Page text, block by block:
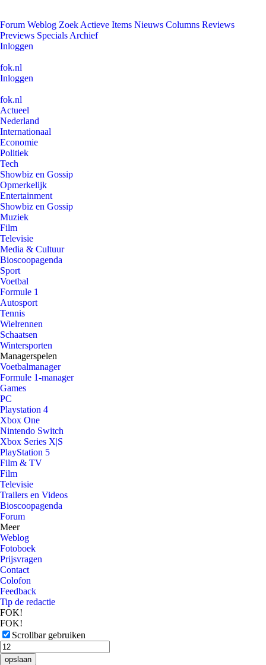
Forum Weblog Zoek Actieve Items Nieuws Columns Reviews
Previews Specials Archief
Inloggen
fok.nl
Inloggen
fok.nl
Actueel
Nederland
Internationaal
Economie
Politiek
Tech
Showbiz en Gossip
Opmerkelijk
Entertainment
Showbiz en Gossip
Muziek
Film
Televisie
Media & Cultuur
Bioscoopagenda
Sport
Voetbal
Formule 1
Autosport
Tennis
Wielrennen
Schaatsen
Wintersporten
Managerspelen
Voetbalmanager
Formule 1-manager
Games
PC
Playstation 4
Xbox One
Nintendo Switch
Xbox Series X|S
PlayStation 5
Film & TV
Film
Televisie
Trailers en Videos
Bioscoopagenda
Forum
Meer
Weblog
Fotoboek
Prijsvragen
Contact
Colofon
Feedback
Tip de redactie
FOK!
FOK!
Scrollbar gebruiken
opslaan